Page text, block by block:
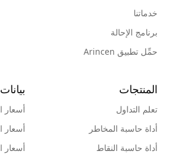
خدماتنا
برنامج الإحالة
حمِّل تطبيق Arincen
المنتجات
تعلم التداول
أداة حاسبة المخاطر
أداة حاسبة النقاط
أسعار
أسعار
أسعار